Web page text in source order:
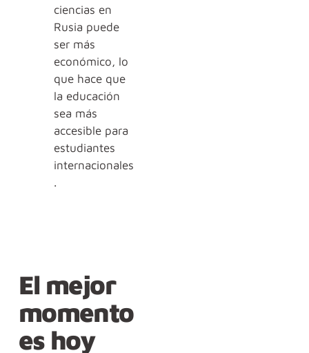
ciencias en
Rusia puede
ser más
económico, lo
que hace que
la educación
sea más
accesible para
estudiantes
internacionales
.
El mejor
momento
es hoy